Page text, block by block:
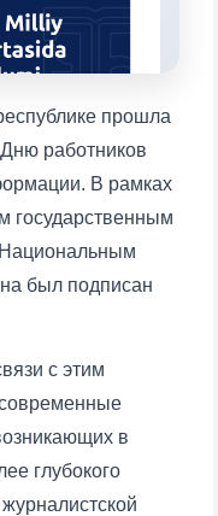
прошла
работников
В рамках
государственным
был подписан
с этим
в
глубокого
7. Колл-центр (4)